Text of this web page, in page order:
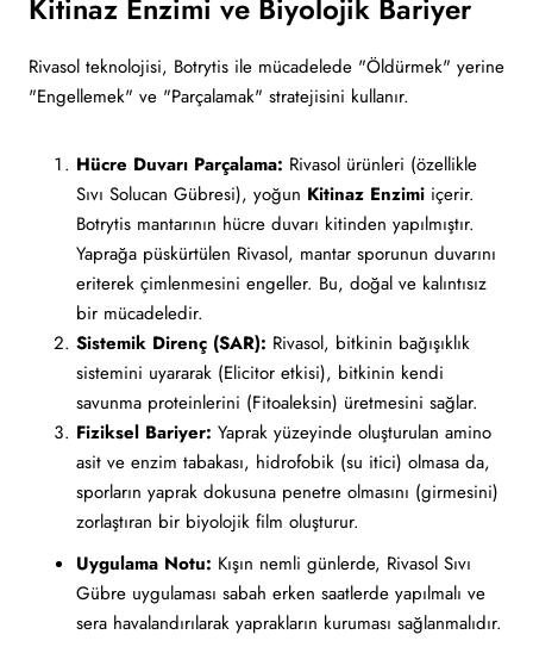
Kitinaz Enzimi ve Biyolojik Bariyer
Rivasol teknolojisi, Botrytis ile mücadelede "Öldürmek" yerine
"Engellemek" ve "Parçalamak" stratejisini kullanır.
Hücre Duvarı Parçalama: Rivasol ürünleri (özellikle
Sıvı Solucan Gübresi), yoğun Kitinaz Enzimi içerir.
Botrytis mantarının hücre duvarı kitinden yapılmıştır.
Yaprağa püskürtülen Rivasol, mantar sporunun duvarını
eriterek çimlenmesini engeller. Bu, doğal ve kalıntısız
bir mücadeledir.
Sistemik Direnç (SAR): Rivasol, bitkinin bağışıklık
sistemini uyararak (Elicitor etkisi), bitkinin kendi
savunma proteinlerini (Fitoaleksin) üretmesini sağlar.
Fiziksel Bariyer: Yaprak yüzeyinde oluşturulan amino
asit ve enzim tabakası, hidrofobik (su itici) olmasa da,
sporların yaprak dokusuna penetre olmasını (girmesini)
zorlaştıran bir biyolojik film oluşturur.
Uygulama Notu: Kışın nemli günlerde, Rivasol Sıvı
Gübre uygulaması sabah erken saatlerde yapılmalı ve
sera havalandırılarak yaprakların kuruması sağlanmalıdır.